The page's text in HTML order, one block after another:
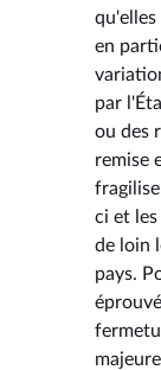
en
par
ou des
remise
ci et
de loin
pays.